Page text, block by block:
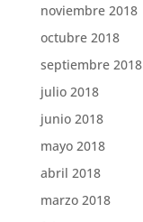
noviembre 2018
octubre 2018
septiembre 2018
julio 2018
junio 2018
mayo 2018
abril 2018
marzo 2018